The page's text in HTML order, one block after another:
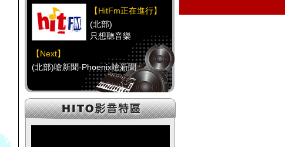
最專業《DJ推薦》好音樂千萬別錯過！
好康報報 最新優惠訊息都在這！
【HitFm正在進行】
(北部)
只想聽音樂
【Next】
(北部)嗆新聞-Phoenix嗆新聞
【HitFm正在進行】
(中部)